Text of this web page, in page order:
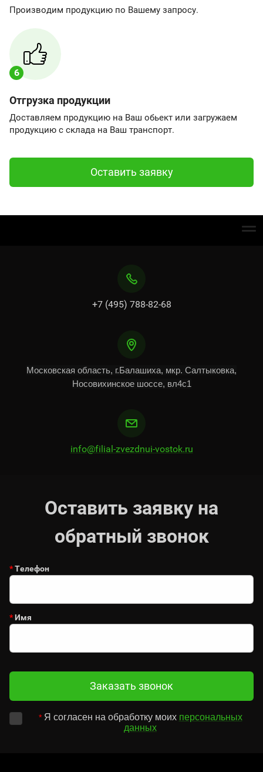
Производим продукцию по Вашему запросу.
6
Отгрузка продукции
Доставляем продукцию на Ваш обьект или загружаем
продукцию с склада на Ваш транспорт.
Оставить заявку
+7 (495) 788-82-68
Московская область, г.Балашиха, мкр. Салтыковка,
Носовихинское шоссе, вл4с1
info@filial-zvezdnui-vostok.ru
Оставить заявку на
обратный звонок
*Телефон
*Имя
Заказать звонок
* Я согласен на обработку моих персональных
данных